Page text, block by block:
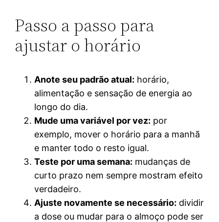
Passo a passo para
ajustar o horário
Anote seu padrão atual: horário,
alimentação e sensação de energia ao
longo do dia.
Mude uma variável por vez: por
exemplo, mover o horário para a manhã
e manter todo o resto igual.
Teste por uma semana: mudanças de
curto prazo nem sempre mostram efeito
verdadeiro.
Ajuste novamente se necessário: dividir
a dose ou mudar para o almoço pode ser